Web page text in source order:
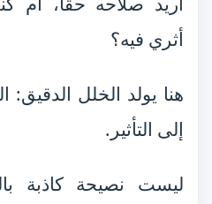
أثري فيه؟
هنا يولد الخلل الدقيق:
إلى التأثير.
ليست نصيحة كاذبة